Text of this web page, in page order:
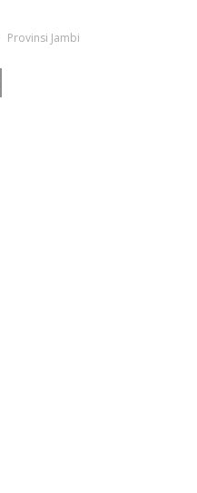
Provinsi Jambi